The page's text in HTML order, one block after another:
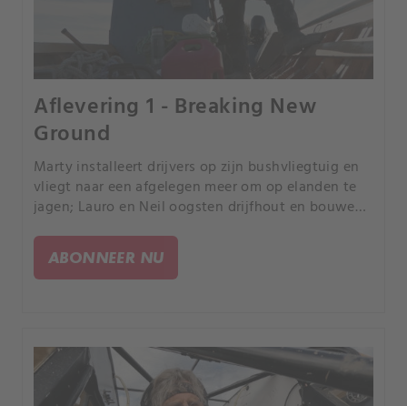
Aflevering 1 - Breaking New
Ground
Marty installeert drijvers op zijn bushvliegtuig en
vliegt naar een afgelegen meer om op elanden te
jagen; Lauro en Neil oogsten drijfhout en bouwen
terrein om een wapiti neer te schieten.
ABONNEER NU